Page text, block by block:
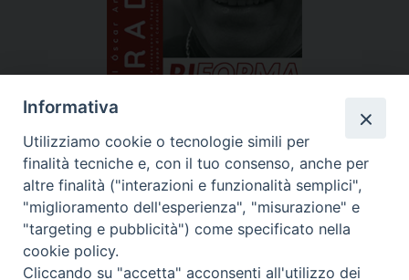
21/02/2020 | dalle 18:00 | Facoltà teologica
Informativa
Utilizziamo cookie o tecnologie simili per
finalità tecniche e, con il tuo consenso, anche per
altre finalità ("interazioni e funzionalità semplici",
"miglioramento dell'esperienza", "misurazione" e
"targeting e pubblicità") come specificato nella
cookie policy.
Cliccando su "accetta" acconsenti all'utilizzo dei